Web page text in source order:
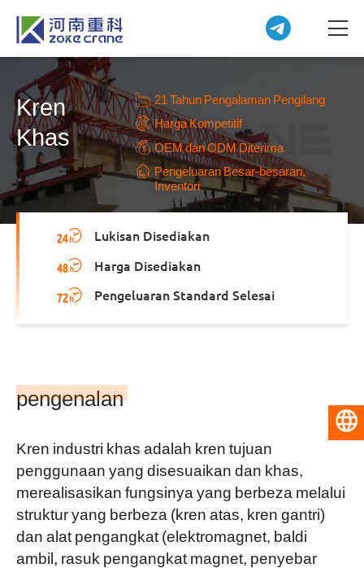
Kren
Khas
21 Tahun Pengalaman Pengilang
Harga Kompetitif
OEM dan ODM Diterima
Pengeluaran Besar-besaran,
Inventori
Lukisan Disediakan
Harga Disediakan
Pengeluaran Standard Selesai
pengenalan
Kren industri khas adalah kren tujuan
penggunaan yang disesuaikan dan khas,
merealisasikan fungsinya yang berbeza melalui
struktur yang berbeza (kren atas, kren gantri)
dan alat pengangkat (elektromagnet, baldi
ambil, rasuk pengangkat magnet, penyebar
Bahasa Melayu